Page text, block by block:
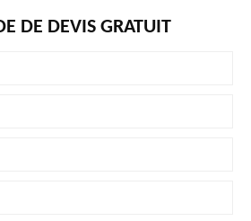
DE DEVIS GRATUIT